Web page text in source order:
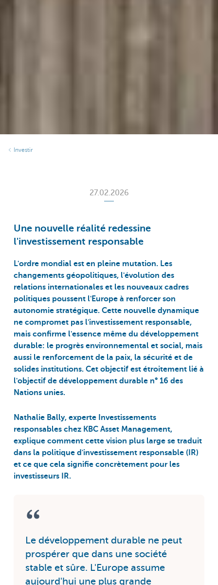
Investir
27.02.2026
Une nouvelle réalité redessine
l'investissement responsable
L'ordre mondial est en pleine mutation. Les
changements géopolitiques, l'évolution des
relations internationales et les nouveaux cadres
politiques poussent l'Europe à renforcer son
autonomie stratégique. Cette nouvelle dynamique
ne compromet pas l'investissement responsable,
mais confirme l'essence même du développement
durable: le progrès environnemental et social, mais
aussi le renforcement de la paix, la sécurité et de
solides institutions. Cet objectif est étroitement lié à
l'objectif de développement durable n° 16 des
Nations unies.
Nathalie Bally, experte Investissements
responsables chez KBC Asset Management,
explique comment cette vision plus large se traduit
dans la politique d'investissement responsable (IR)
et ce que cela signifie concrètement pour les
investisseurs IR.
Le développement durable ne peut
prospérer que dans une société
stable et sûre. L'Europe assume
aujourd'hui une plus grande